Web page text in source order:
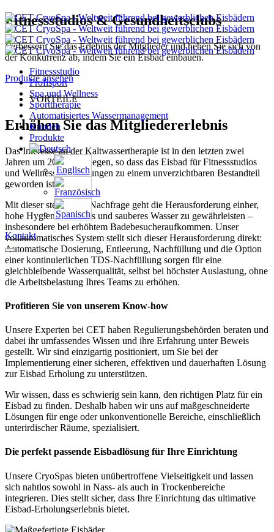
Fitnessstudio
Profisport
Spa und Wellness
Sporttherapie
Automatisiertes Wassermanagement
Kunden
Produkte
Kontakt
Fitnessstudios & Gesundheitsclubs
Verbessern Sie das Erlebnis der Mitglieder und heben Sie sich von
der Konkurrenz ab, indem Sie ein Eisbad einbauen.
Produkte ansehen
VORTEILE
Erhöhen Sie das Mitgliedererlebnis
Das Interesse an der Kaltwassertherapie ist in den letzten zwei
Jahren um 200 % gestiegen, so dass das Eisbad für Fitnessstudios
und Wellness Einrichtungen zu einem unverzichtbaren Bestandteil
geworden ist.
Mit dieser steigenden Nachfrage geht die Herausforderung einher,
hohe Hygienestandards und sauberes Wasser zu gewährleisten –
insbesondere bei erhöhtem Badebesucheraufkommen. Unser
vollautomatisches System stellt sich dieser Herausforderung direkt:
Automatische Dosierung, Entleerung, Nachfüllung und die Option
einer kontinuierlichen TDS-Nachfüllung sorgen für eine
gleichbleibende Wasserqualität, selbst bei höchster Auslastung, ohne
die Arbeitsbelastung Ihres Teams zu erhöhen.
Profitieren Sie von unserem Know-how
Unsere Experten bei CET haben Regulierungsbehörden beraten und
dabei ihr umfassendes Wissen und ihre Erfahrung unter Beweis
gestellt. Wir sind einzigartig positioniert, um Sie bei der
Implementierung einer sicheren, effektiven und dauerhaften Lösung
zur Eisbad Erholung zu unterstützen.
Wir wissen, dass es schwierig sein kann, den richtigen Platz für ein
Eisbad zu finden. Deshalb haben wir uns auf maßgeschneiderte
Lösungen für enge oder unkonventionelle Bereiche, einschließlich
unterirdischer Räume, spezialisiert.
Die perfekt passende Eisbadlösung für Ihre Einrichtung
Unsere CryoSpas bieten unübertroffene Vielseitigkeit und lassen
sich nahtlos sowohl in Nass- als auch in Trockenbereiche
integrieren. Dies stellt sicher, dass Ihre Einrichtung das ultimative
Eisbad-Erholungserlebnis bietet.